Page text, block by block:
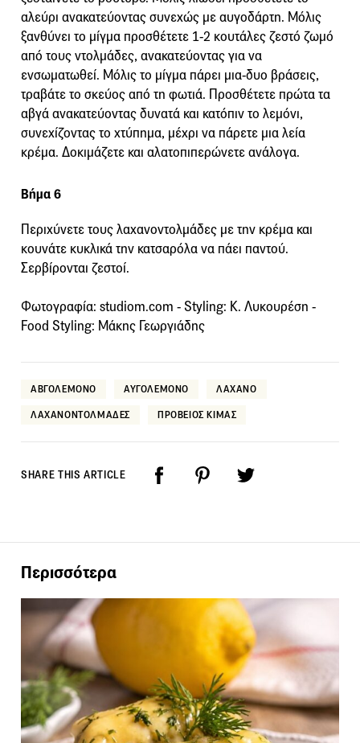
αλεύρι ανακατεύοντας συνεχώς με αυγοδάρτη. Μόλις
ξανθύνει το μίγμα προσθέτετε 1-2 κουτάλες ζεστό ζωμό
από τους ντολμάδες, ανακατεύοντας για να
ενσωματωθεί. Μόλις το μίγμα πάρει μια-δυο βράσεις,
τραβάτε το σκεύος από τη φωτιά. Προσθέτετε πρώτα τα
αβγά ανακατεύοντας δυνατά και κατόπιν το λεμόνι,
συνεχίζοντας το χτύπημα, μέχρι να πάρετε μια λεία
κρέμα. Δοκιμάζετε και αλατοπιπερώνετε ανάλογα.
Βήμα 6
Περιχύνετε τους λαχανοντολμάδες με την κρέμα και
κουνάτε κυκλικά την κατσαρόλα να πάει παντού.
Σερβίρονται ζεστοί.
Φωτογραφία: studiom.com - Styling: Κ. Λυκουρέση -
Food Styling: Μάκης Γεωργιάδης
ΑΒΓΟΛΕΜΟΝΟ ΑΥΓΟΛΕΜΟΝΟ ΛΑΧΑΝΟ
ΛΑΧΑΝΟΝΤΟΛΜΑΔΕΣ ΠΡΟΒΕΙΟΣ ΚΙΜΑΣ
SHARE THIS ARTICLE
Περισσότερα